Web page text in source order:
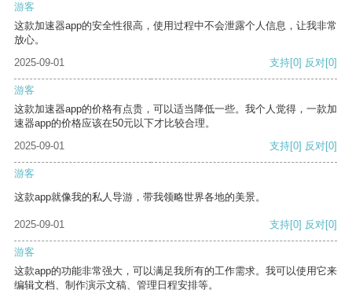
游客
这款加速器app的安全性很高，使用过程中不会泄露个人信息，让我非常
放心。
2025-09-01
支持[0] 反对[0]
游客
这款加速器app的价格有点贵，可以适当降低一些。我个人觉得，一款加
速器app的价格应该在50元以下才比较合理。
2025-09-01
支持[0] 反对[0]
游客
这款app就像我的私人导游，带我领略世界各地的美景。
2025-09-01 支持[0] 反对[0]
游客
这款app的功能非常强大，可以满足我所有的工作需求。我可以使用它来
编辑文档、制作演示文稿、管理日程安排等。